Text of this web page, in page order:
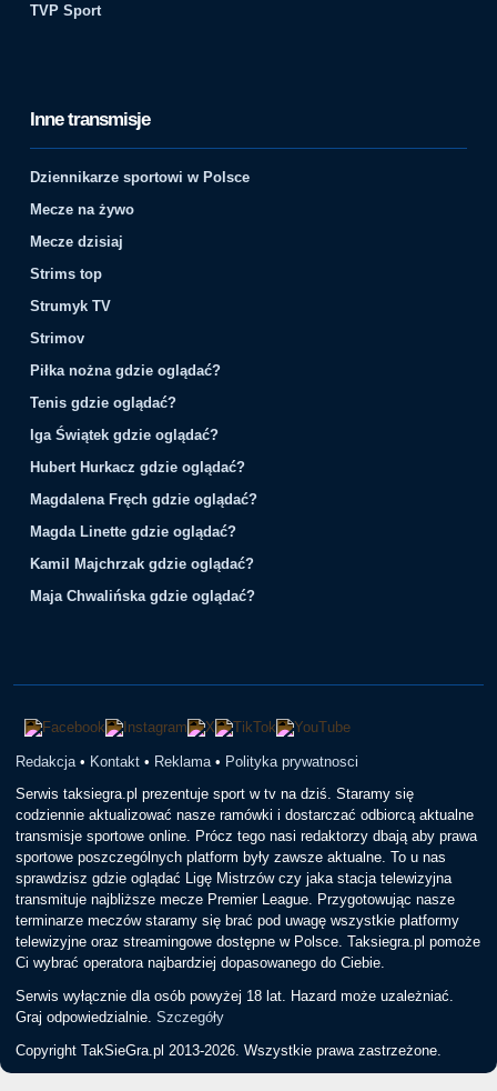
TVP Sport
Inne transmisje
Dziennikarze sportowi w Polsce
Mecze na żywo
Mecze dzisiaj
Strims top
Strumyk TV
Strimov
Piłka nożna gdzie oglądać?
Tenis gdzie oglądać?
Iga Świątek gdzie oglądać?
Hubert Hurkacz gdzie oglądać?
Magdalena Fręch gdzie oglądać?
Magda Linette gdzie oglądać?
Kamil Majchrzak gdzie oglądać?
Maja Chwalińska gdzie oglądać?
Redakcja • Kontakt • Reklama • Polityka prywatnosci
Serwis taksiegra.pl prezentuje sport w tv na dziś. Staramy się
codziennie aktualizować nasze ramówki i dostarczać odbiorcą aktualne
transmisje sportowe online. Prócz tego nasi redaktorzy dbają aby prawa
sportowe poszczególnych platform były zawsze aktualne. To u nas
sprawdzisz gdzie oglądać Ligę Mistrzów czy jaka stacja telewizyjna
transmituje najbliższe mecze Premier League. Przygotowując nasze
terminarze meczów staramy się brać pod uwagę wszystkie platformy
telewizyjne oraz streamingowe dostępne w Polsce. Taksiegra.pl pomoże
Ci wybrać operatora najbardziej dopasowanego do Ciebie.
Serwis wyłącznie dla osób powyżej 18 lat. Hazard może uzależniać.
Graj odpowiedzialnie.Szczegóły
Copyright TakSieGra.pl 2013-2026. Wszystkie prawa zastrzeżone.